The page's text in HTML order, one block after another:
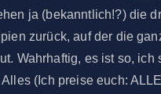
ja (bekanntlich!?) die
zurück, auf der die
Wahrhaftig, es ist so, ich
(Ich preise euch: